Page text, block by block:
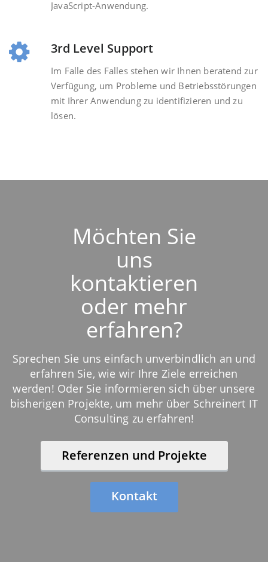
JavaScript-Anwendung.
3rd Level Support
Im Falle des Falles stehen wir Ihnen beratend zur
Verfügung, um Probleme und Betriebsstörungen
mit Ihrer Anwendung zu identifizieren und zu
lösen.
Möchten Sie
uns
kontaktieren
oder mehr
erfahren?
Sprechen Sie uns einfach unverbindlich an und
erfahren Sie, wie wir Ihre Ziele erreichen
werden! Oder Sie informieren sich über unsere
bisherigen Projekte, um mehr über Schreinert IT
Consulting zu erfahren!
Referenzen und Projekte
Kontakt